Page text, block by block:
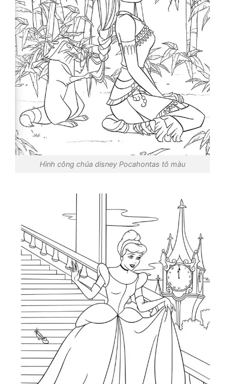
Hình công chúa disney Pocahontas tô màu